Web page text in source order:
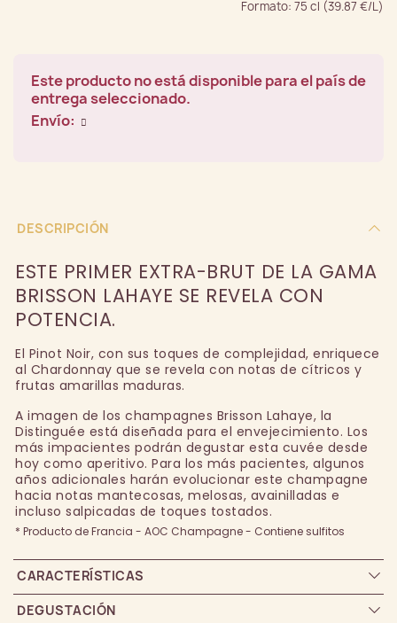
Formato: 75 cl (39.87 €/L)
Este producto no está disponible para el país de
entrega seleccionado.
Envío:
DESCRIPCIÓN
ESTE PRIMER EXTRA-BRUT DE LA GAMA
BRISSON LAHAYE SE REVELA CON
POTENCIA.
El Pinot Noir, con sus toques de complejidad, enriquece
al Chardonnay que se revela con notas de cítricos y
frutas amarillas maduras.
A imagen de los champagnes Brisson Lahaye, la
Distinguée está diseñada para el envejecimiento. Los
más impacientes podrán degustar esta cuvée desde
hoy como aperitivo. Para los más pacientes, algunos
años adicionales harán evolucionar este champagne
hacia notas mantecosas, melosas, avainilladas e
incluso salpicadas de toques tostados.
* Producto de Francia - AOC Champagne - Contiene sulfitos
CARACTERÍSTICAS
DEGUSTACIÓN